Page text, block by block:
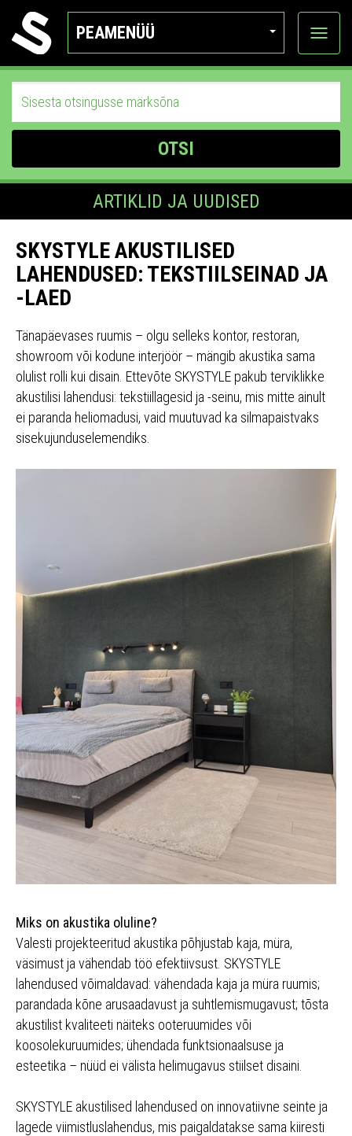
PEAMENÜÜ
Ava
OTSI
ARTIKLID JA UUDISED
SKYSTYLE AKUSTILISED
LAHENDUSED: TEKSTIILSEINAD JA
-LAED
Tänapäevases ruumis – olgu selleks kontor, restoran,
showroom või kodune interjöör – mängib akustika sama
olulist rolli kui disain. Ettevõte SKYSTYLE pakub terviklikke
akustilisi lahendusi: tekstiillagesid ja -seinu, mis mitte ainult
ei paranda heliomadusi, vaid muutuvad ka silmapaistvaks
sisekujunduselemendiks.
Miks on akustika oluline?
Valesti projekteeritud akustika põhjustab kaja, müra,
väsimust ja vähendab töö efektiivsust. SKYSTYLE
lahendused võimaldavad: vähendada kaja ja müra ruumis;
parandada kõne arusaadavust ja suhtlemismugavust; tõsta
akustilist kvaliteeti näiteks ooteruumides või
koosolekuruumides; ühendada funktsionaalsuse ja
esteetika – nüüd ei välista helimugavus stiilset disaini.
SKYSTYLE akustilised lahendused on innovatiivne seinte ja
lagede viimistluslahendus, mis paigaldatakse sama kiiresti